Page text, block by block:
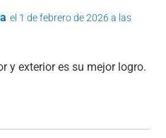
el 1 de febrero de 2026 a las
y exterior es su mejor logro.